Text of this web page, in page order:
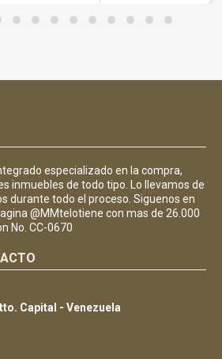
especializado en la compra,
inmuebles de todo tipo. Lo llevamos de
durante todo el proceso. Siguenos en
@MMtelotiene con mas de 26.000
No. CC-0670
Capital - Venezuela